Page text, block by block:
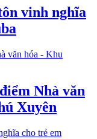
vinh nghĩa
Nhà văn
Xuyên